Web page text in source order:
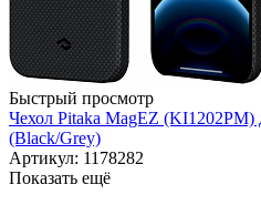
Быстрый просмотр
Чехол Pitaka MagEZ (KI1202PM)
(Black/Grey)
Артикул: 1178282
Показать ещё